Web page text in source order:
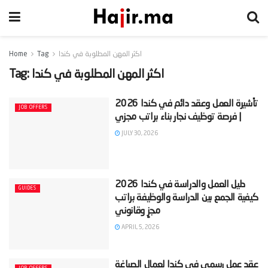
Home Tag اكثر المهن المطلوبة في كندا
Tag: اكثر المهن المطلوبة في كندا
JOB OFFERS
‫تأشيرة العمل وعقد دائم في كندا 2026
JULY 30, 2026
GUIDES
‫دليل العمل والدراسة في كندا 2026
كيفية الجمع بين الدراسة والوظيفة براتب
مجزٍ وقانوني‬
APRIL 5, 2026
‫عقد عمل رسمي في كندا لعمال الصباغة